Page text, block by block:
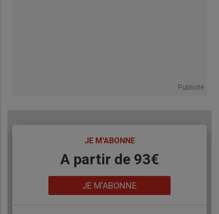
Publicité
JE M'ABONNE
A partir de 93€
JE M'ABONNE